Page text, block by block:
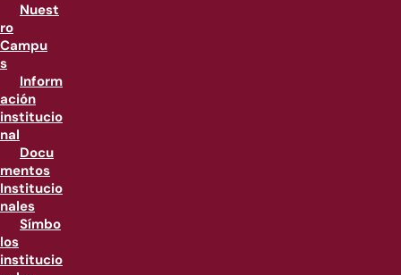
Nuest
ro
Campu
s
Inform
ación
institucio
nal
Docu
mentos
Institucio
nales
Símbo
los
institucio